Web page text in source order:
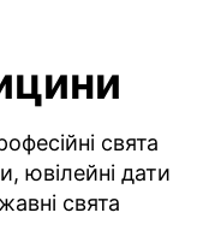
свята
ювілейні дати
свята